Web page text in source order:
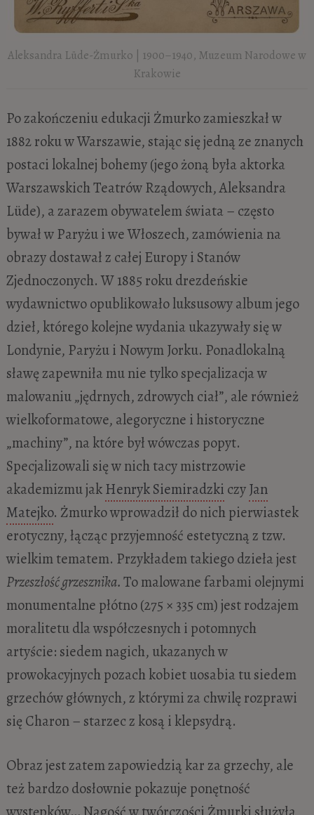
Aleksandra Lüde-Żmurko | 1900–1940, Muzeum Narodowe w
Krakowie
Po zakończeniu edukacji Żmurko zamieszkał w
1882 roku w Warszawie, stając się jedną ze znanych
postaci lokalnej bohemy (jego żoną była aktorka
Warszawskich Teatrów Rządowych, Aleksandra
Lüde), a zarazem obywatelem świata – często
bywał w Paryżu i we Włoszech, zamówienia na
obrazy dostawał z całej Europy i Stanów
Zjednoczonych. W 1885 roku drezdeńskie
wydawnictwo opublikowało luksusowy album jego
dzieł, którego kolejne wydania ukazywały się w
Londynie, Paryżu i Nowym Jorku. Ponadlokalną
sławę zapewniła mu nie tylko specjalizacja w
malowaniu „jędrnych, zdrowych ciał”, ale również
wielkoformatowe, alegoryczne i historyczne
„machiny”, na które był wówczas popyt.
Specjalizowali się w nich tacy mistrzowie
akademizmu jakHenryk Siemiradzki czyJan
Matejko. Żmurko wprowadził do nich pierwiastek
erotyczny, łącząc przyjemność estetyczną z tzw.
wielkim tematem. Przykładem takiego dzieła jest
Przeszłość grzesznika.To malowane farbami olejnymi
monumentalne płótno (275 × 335 cm) jest rodzajem
moralitetu dla współczesnych i potomnych
artyście: siedem nagich, ukazanych w
prowokacyjnych pozach kobiet uosabia tu siedem
grzechów głównych, z którymi za chwilę rozprawi
się Charon – starzec z kosą i klepsydrą.
Obraz jest zatem zapowiedzią kar za grzechy, ale
też bardzo dosłownie pokazuje ponętność